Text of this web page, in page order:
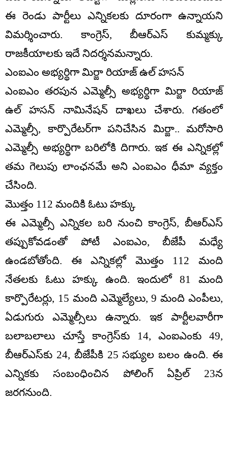
ఈ రెండు పార్టీలు ఎన్నికలకు దూరంగా ఉన్నాయని
విమర్శించారు. కాంగ్రెస్‌, బీఆర్ఎస్ కుమ్మక్కు
రాజకీయాలకు ఇదే నిదర్శనమన్నారు.
ఎంఐఎం అభ్యర్థిగా మిర్జా రియాజ్‌ ఉల్‌ హసన్‌
ఎంఐఎం తరపున ఎమ్మెల్సీ అభ్యర్థిగా మిర్జా రియాజ్‌
ఉల్‌ హసన్‌ నామినేషన్ దాఖలు చేశారు. గతంలో
ఎమ్మెల్సీ, కార్పొరేటర్‌గా పనిచేసిన మిర్జా.. మరోసారి
ఎమ్మెల్సీ అభ్యర్థిగా బరిలోకి దిగారు. ఇక ఈ ఎన్నికల్లో
తమ గెలుపు లాంఛనమే అని ఎంఐఎం ధీమా వ్యక్తం
చేసింది.
మొత్తం 112 మందికి ఓటు హక్కు
ఈ ఎమ్మెల్సీ ఎన్నికల బరి నుంచి కాంగ్రెస్, బీఆర్ఎస్
తప్పుకోవడంతో పోటీ ఎంఐఎం, బీజేపీ మధ్యే
ఉండబోతోంది. ఈ ఎన్నికల్లో మొత్తం 112 మంది
నేతలకు ఓటు హక్కు ఉంది. ఇందులో 81 మంది
కార్పొరేటర్లు, 15 మంది ఎమ్మెల్యేలు, 9 మంది ఎంపీలు,
ఏడుగురు ఎమ్మెల్సీలు ఉన్నారు. ఇక పార్టీలవారీగా
బలాబలాలు చూస్తే కాంగ్రెస్‌కు 14, ఎంఐఎంకు 49,
బీఆర్ఎస్‌కు 24, బీజేపీకి 25 సభ్యుల బలం ఉంది. ఈ
ఎన్నికకు సంబంధించిన పోలింగ్ ఏప్రిల్ 23న
జరగనుంది.